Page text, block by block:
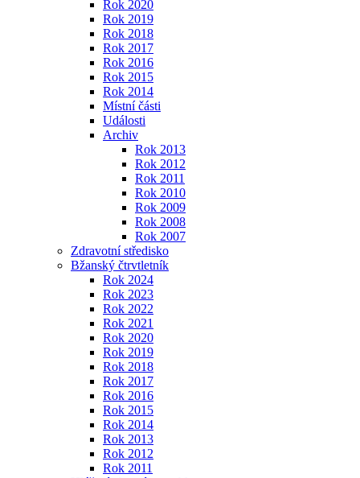
Rok 2020
Rok 2019
Rok 2018
Rok 2017
Rok 2016
Rok 2015
Rok 2014
Místní části
Události
Archiv
Rok 2013
Rok 2012
Rok 2011
Rok 2010
Rok 2009
Rok 2008
Rok 2007
Zdravotní středisko
Bžanský čtrvtletník
Rok 2024
Rok 2023
Rok 2022
Rok 2021
Rok 2020
Rok 2019
Rok 2018
Rok 2017
Rok 2016
Rok 2015
Rok 2014
Rok 2013
Rok 2012
Rok 2011